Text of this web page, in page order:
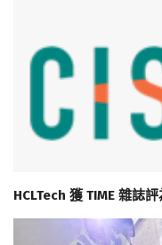
HCLTech 獲 TIME 雜誌